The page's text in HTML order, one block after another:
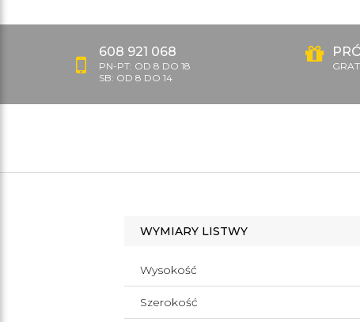
608 921 068
PN-PT: OD 8 DO 18
SB: OD 8 DO 14
WYMIARY LISTWY
Wysokość
Szerokość